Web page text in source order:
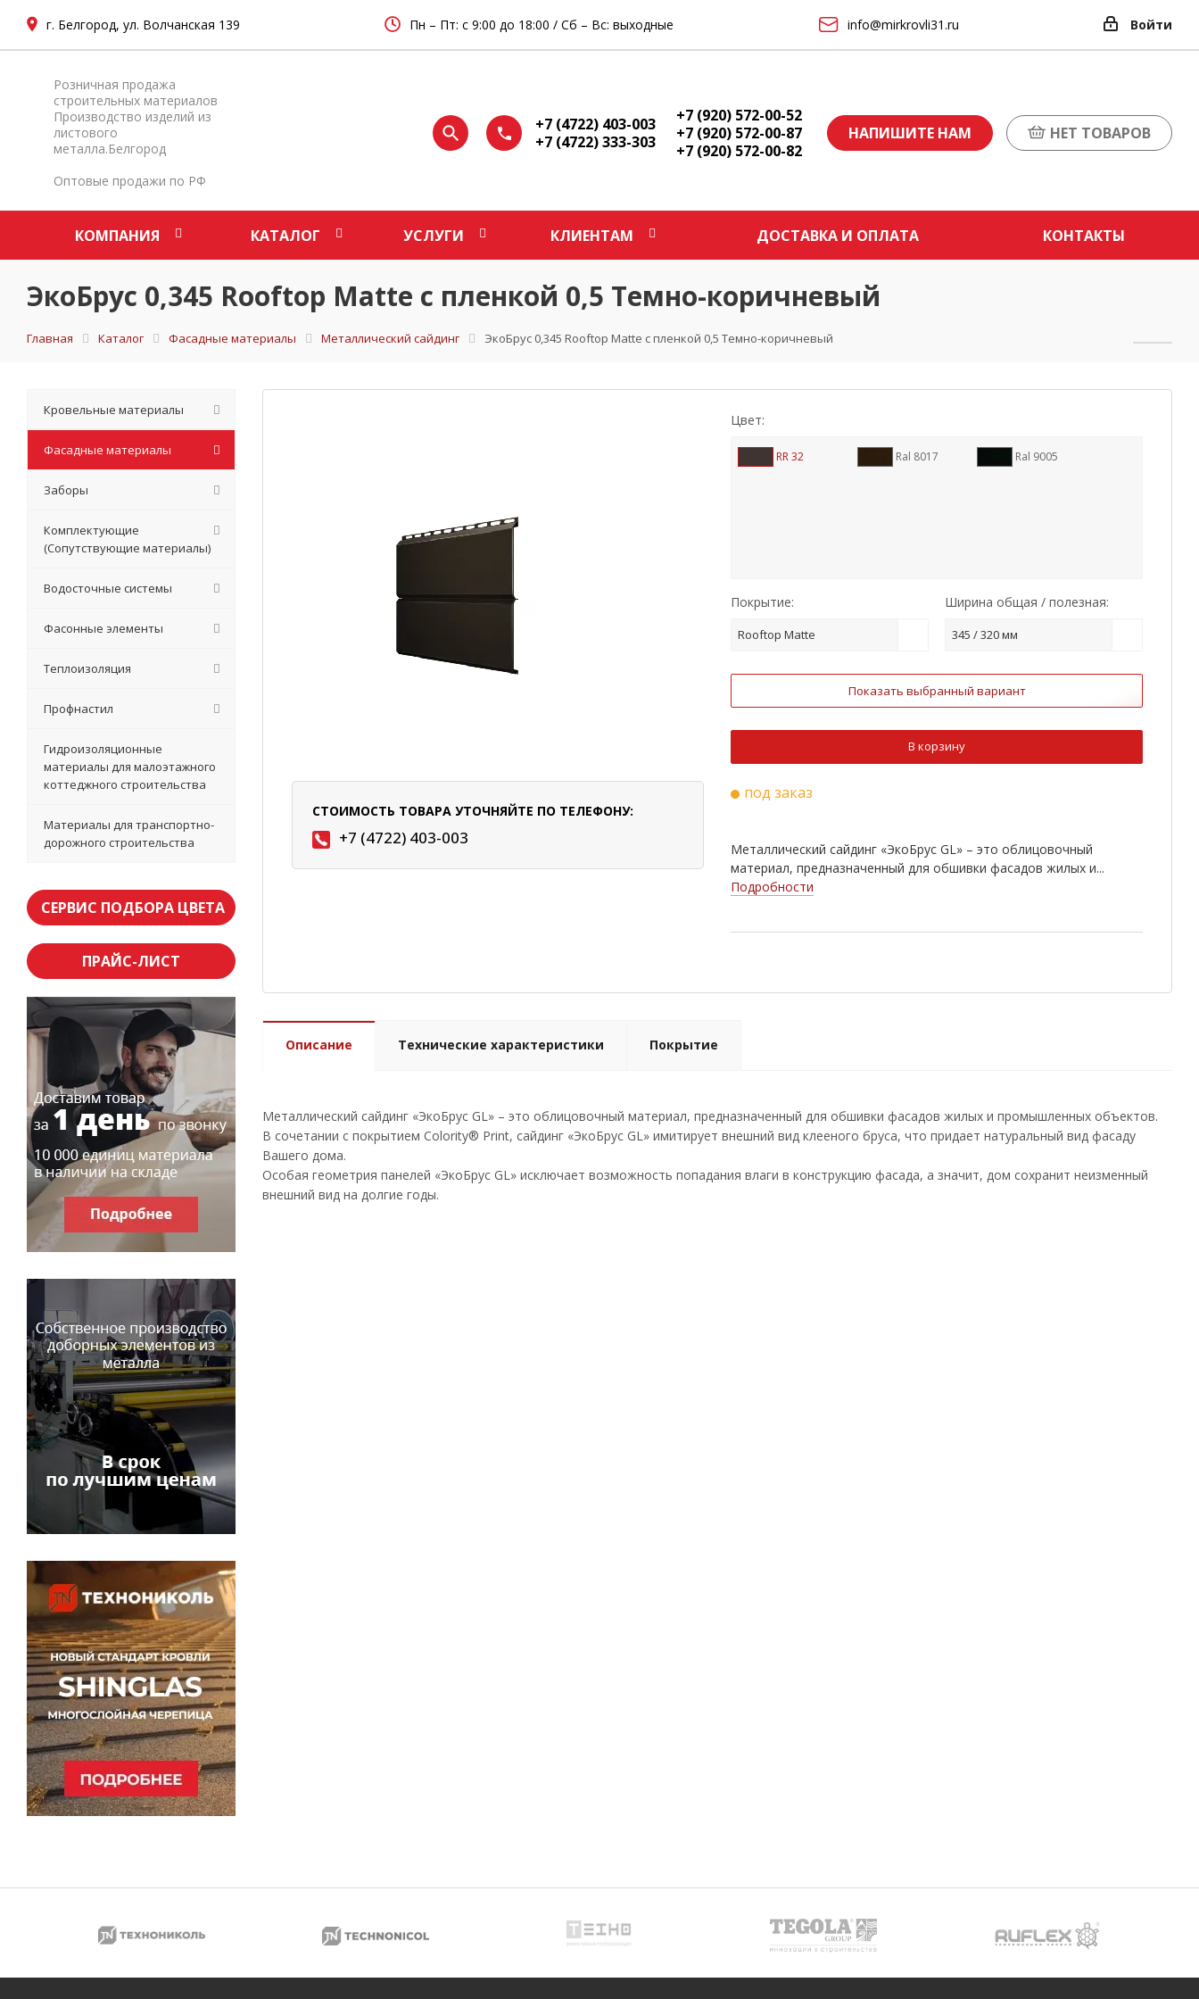
г. Белгород, ул. Волчанская 139 Пн – Пт: с 9:00 до 18:00 / Сб – Вс: выходные info@mirkrovli31.ru Войти
Розничная продажа
строительных материалов
Производство изделий из
листового
металла.Белгород
Оптовые продажи по РФ
+7 (4722) 403-003
+7 (4722) 333-303
+7 (920) 572-00-52
+7 (920) 572-00-87
+7 (920) 572-00-82
НАПИШИТЕ НАМ НЕТ ТОВАРОВ
КОМПАНИЯ КАТАЛОГ УСЛУГИ КЛИЕНТАМ ДОСТАВКА И ОПЛАТА КОНТАКТЫ
ЭкоБрус 0,345 Rooftop Matte с пленкой 0,5 Темно-коричневый
Главная Каталог Фасадные материалы Металлический сайдинг ЭкоБрус 0,345 Rooftop Matte с пленкой 0,5 Темно-коричневый
СТОИМОСТЬ ТОВАРА УТОЧНЯЙТЕ ПО ТЕЛЕФОНУ:
+7 (4722) 403-003
Цвет:
RR 32 Ral 8017 Ral 9005
Покрытие:
Rooftop Matte
Ширина общая / полезная:
345 / 320 мм
Показать выбранный вариант
В корзину
под заказ
Металлический сайдинг «ЭкоБрус GL» – это облицовочный
материал, предназначенный для обшивки фасадов жилых и...
Подробности
Описание Технические характеристики Покрытие
Металлический сайдинг «ЭкоБрус GL» – это облицовочный материал, предназначенный для обшивки фасадов жилых и промышленных объектов.
В сочетании с покрытием Colority® Print, сайдинг «ЭкоБрус GL» имитирует внешний вид клееного бруса, что придает натуральный вид фасаду
Вашего дома.
Особая геометрия панелей «ЭкоБрус GL» исключает возможность попадания влаги в конструкцию фасада, а значит, дом сохранит неизменный
внешний вид на долгие годы.
Кровельные материалы
Фасадные материалы
Заборы
Комплектующие
(Сопутствующие материалы)
Водосточные системы
Фасонные элементы
Теплоизоляция
Профнастил
Гидроизоляционные
материалы для малоэтажного
коттеджного строительства
Материалы для транспортно-
дорожного строительства
СЕРВИС ПОДБОРА ЦВЕТА
ПРАЙС-ЛИСТ